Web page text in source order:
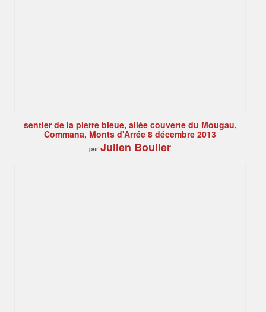
sentier de la pierre bleue, allée couverte du Mougau,
Commana, Monts d'Arrée 8 décembre 2013
parJulien Boulier